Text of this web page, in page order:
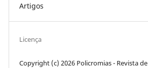
Artigos
Licença
Copyright (c) 2026 Policromias - Revista de